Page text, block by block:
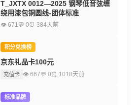
T_JXTX 0012—2025 钢琴低音弦缠
绕用漆包铜圆线-团体标准
👁 671💬 0⏰ 384天前
积分兑换榜
京东礼品卡100元
充值卡 👁 667💬 0⏰ 1018天前
标准品牌